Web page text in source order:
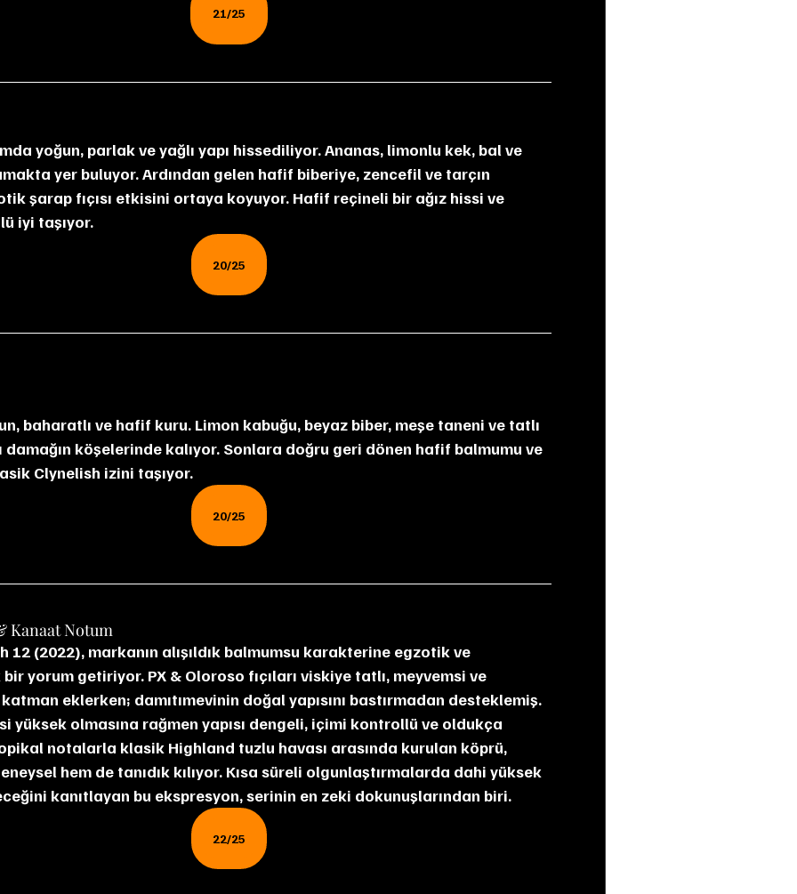
21/25
yer buluyor. Ardından gelen hafif biberiye, zencefil ve tarçın
şarap fıçısı etkisini ortaya koyuyor. Hafif reçineli bir ağız hissi ve
iyi taşıyor.
20/25
köşelerinde kalıyor. Sonlara doğru geri dönen hafif balmumu ve
Clynelish izini taşıyor.
20/25
Kanaat Notum
yorum getiriyor. PX & Oloroso fıçıları viskiye tatlı, meyvemsi ve
eklerken; damıtımevinin doğal yapısını bastırmadan desteklemiş.
yüksek olmasına rağmen yapısı dengeli, içimi kontrollü ve oldukça
notalarla klasik Highland tuzlu havası arasında kurulan köprü,
hem de tanıdık kılıyor. Kısa süreli olgunlaştırmalarda dahi yüksek
kanıtlayan bu ekspresyon, serinin en zeki dokunuşlarından biri.
22/25